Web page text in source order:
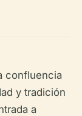
confluencia
y tradición
a